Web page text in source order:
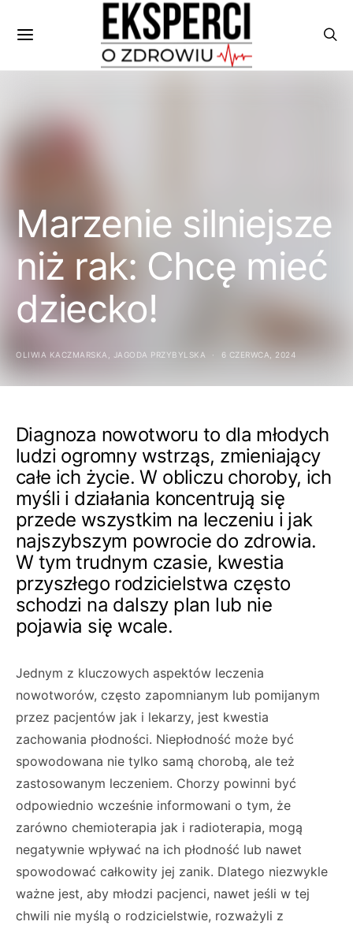
Marzenie silniejsze
niż rak: Chcę mieć
dziecko!
OLIWIA KACZMARSKA, JAGODA PRZYBYLSKA 6 CZERWCA, 2024
Diagnoza nowotworu to dla młodych
ludzi ogromny wstrząs, zmieniający
całe ich życie. W obliczu choroby, ich
myśli i działania koncentrują się
przede wszystkim na leczeniu i jak
najszybszym powrocie do zdrowia.
W tym trudnym czasie, kwestia
przyszłego rodzicielstwa często
schodzi na dalszy plan lub nie
pojawia się wcale.
Jednym z kluczowych aspektów leczenia
nowotworów, często zapomnianym lub pomijanym
przez pacjentów jak i lekarzy, jest kwestia
zachowania płodności. Niepłodność może być
spowodowana nie tylko samą chorobą, ale też
zastosowanym leczeniem. Chorzy powinni być
odpowiednio wcześnie informowani o tym, że
zarówno chemioterapia jak i radioterapia, mogą
negatywnie wpływać na ich płodność lub nawet
spowodować całkowity jej zanik. Dlatego niezwykle
ważne jest, aby młodzi pacjenci, nawet jeśli w tej
chwili nie myślą o rodzicielstwie, rozważyli z